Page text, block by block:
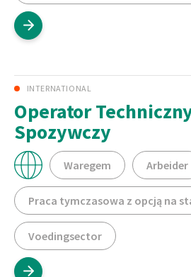
INTERNATIONAL
Operator
Spozywczy
Waregem Arbeider
Praca tymczasowa z opcją na
Voedingsector